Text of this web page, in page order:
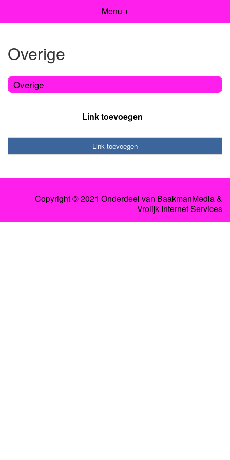
Menu +
Overige
Overige
Link toevoegen
Link toevoegen
Copyright © 2021 Onderdeel van BaakmanMedia&
Vrolijk Internet Services